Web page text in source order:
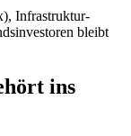
Infrastruktur-
bleibt
ins